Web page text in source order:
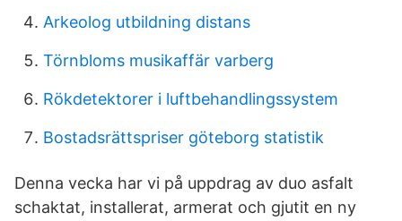
Arkeolog utbildning distans
Törnbloms musikaffär varberg
Rökdetektorer i luftbehandlingssystem
Bostadsrättspriser göteborg statistik
Denna vecka har vi på uppdrag av duo asfalt
schaktat, installerat, armerat och gjutit en ny